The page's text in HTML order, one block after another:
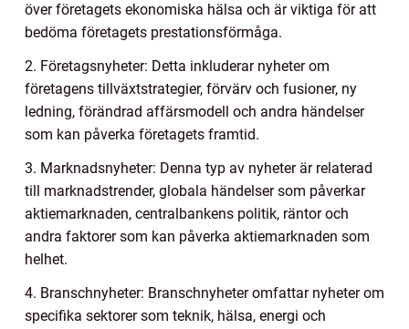
över företagets ekonomiska hälsa och är viktiga för att
bedöma företagets prestationsförmåga.
2. Företagsnyheter: Detta inkluderar nyheter om
företagens tillväxtstrategier, förvärv och fusioner, ny
ledning, förändrad affärsmodell och andra händelser
som kan påverka företagets framtid.
3. Marknadsnyheter: Denna typ av nyheter är relaterad
till marknadstrender, globala händelser som påverkar
aktiemarknaden, centralbankens politik, räntor och
andra faktorer som kan påverka aktiemarknaden som
helhet.
4. Branschnyheter: Branschnyheter omfattar nyheter om
specifika sektorer som teknik, hälsa, energi och